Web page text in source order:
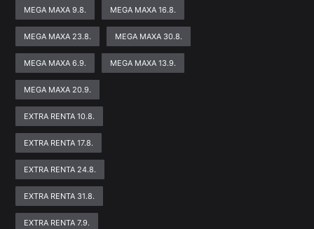
MEGA MAXA 9.8. MEGA MAXA 16.8.
MEGA MAXA 23.8. MEGA MAXA 30.8.
MEGA MAXA 6.9. MEGA MAXA 13.9.
MEGA MAXA 20.9.
EXTRA RENTA 10.8.
EXTRA RENTA 17.8.
EXTRA RENTA 24.8.
EXTRA RENTA 31.8.
EXTRA RENTA 7.9.